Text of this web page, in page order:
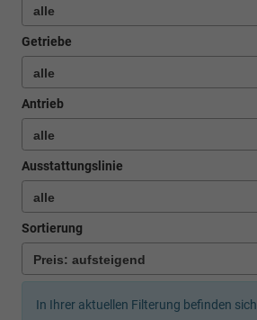
Getriebe
Antrieb
Ausstattungslinie
Sortierung
In Ihrer aktuellen Filterung befinden sich